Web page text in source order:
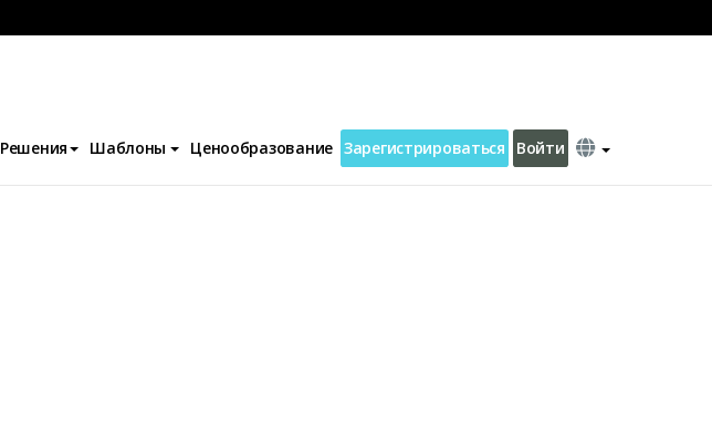
Решения Шаблоны Ценообразование Зарегистрироваться Войти